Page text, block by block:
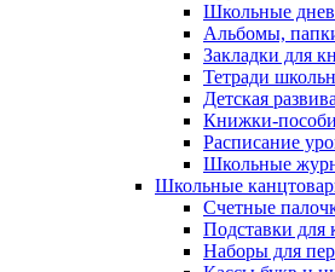
Школьные
Альбомы,
Закладки для
Тетради
Детская
Книжки-
Расписание
Школьные
Школьные
Счетные
Подставки для
Наборы для